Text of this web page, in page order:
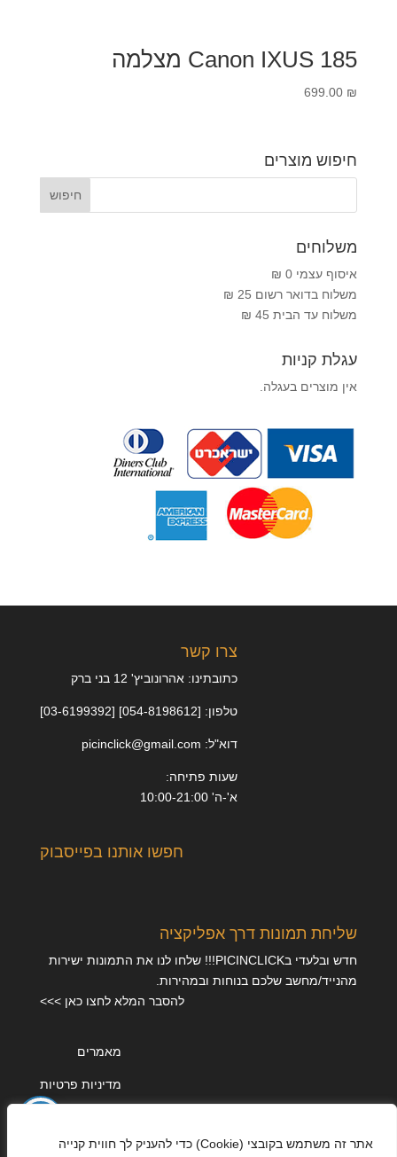
אתר זה משתמש בקובצי (Cookie) כדי להעניק לך חווית קנייה
Canon IXUS 185 מצלמה
699.00 ₪
חיפוש מוצרים
משלוחים
איסוף עצמי 0 ₪
משלוח בדואר רשום 25 ₪
משלוח עד הבית 45 ₪
עגלת קניות
אין מוצרים בעגלה.
צרו קשר
כתובתינו: אהרונוביץ' 12 בני ברק
טלפון: [054-8198612] [03-6199392]
דוא"ל: picinclick@gmail.com
שעות פתיחה:
א'-ה' 10:00-21:00
חפשו אותנו בפייסבוק
שליחת תמונות דרך אפליקציה
חדש ובלעדי בPICINCLICK!!! שלחו לנו את התמונות ישירות
מהנייד/מחשב שלכם בנוחות ובמהירות.
להסבר המלא לחצו כאן >>>
מאמרים
מדיניות פרטיות